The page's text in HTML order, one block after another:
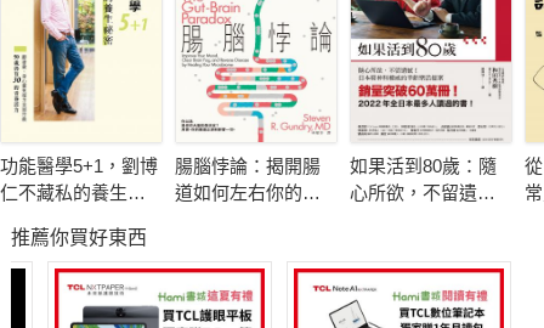
牙」嗎？懷孕影響口腔健康？「爬樓梯」是適合孕婦的運動嗎？
●健康優生、安胎健兒，懷孕了怎麼吃？
哪些營養素是胎兒發育的關鍵？過敏孕媽咪應該怎麼吃？懷孕時
吃生冷食物，寶寶氣管會不好？孕媽咪吃木瓜，會導致寶寶黃疸
嗎？準媽咪外食時該注意什麼？
●產檢時，該做的檢查項目有哪些？
查？胎兒「臍帶繞頸」、「胎位不正」怎麼辦？
●分娩有哪些注意事項？
催生對孕婦和胎兒有危險嗎？何種情況下需要入院待產？施打無
功能醫學5+1，劉博
仁不藏私的養生祕
腸腦悖論：揭開腸
道如何左右你的情
如果活到80歲：隨
心所欲，不留遺
推薦你買好東西